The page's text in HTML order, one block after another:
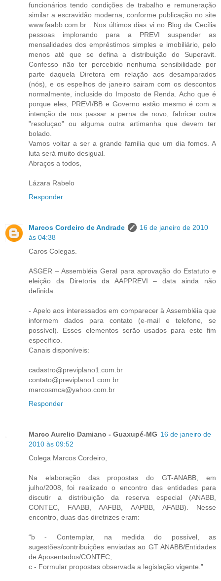
funcionários tendo condições de trabalho e remuneração
similar a escravidão moderna, conforme publicação no site
www.faabb.com.br . Nos últimos dias vi no Blog da Cecília
pessoas implorando para a PREVI suspender as
mensalidades dos empréstimos simples e imobiliário, pelo
menos até que se defina a distribuição do Superavit.
Confesso não ter percebido nenhuma sensibilidade por
parte daquela Diretora em relação aos desamparados
(nós), e os espelhos de janeiro sairam com os descontos
normalmente, incluside do Imposto de Renda. Acho que é
porque eles, PREVI/BB e Governo estão mesmo é com a
intenção de nos passar a perna de novo, fabricar outra
"resoluçao" ou alguma outra artimanha que devem ter
bolado.
Vamos voltar a ser a grande familia que um dia fomos. A
luta será muito desigual.
Abraços a todos,
Lázara Rabelo
Responder
Marcos Cordeiro de Andrade
16 de janeiro de 2010
às 04:38
Caros Colegas.
ASGER – Assembléia Geral para aprovação do Estatuto e
eleição da Diretoria da AAPPREVI – data ainda não
definida.
- Apelo aos interessados em comparecer à Assembléia que
informem dados para contato (e-mail e telefone, se
possível). Esses elementos serão usados para este fim
específico.
Canais disponíveis:
cadastro@previplano1.com.br
contato@previplano1.com.br
marcosmca@yahoo.com.br
Responder
Marco Aurelio Damiano - Guaxupé-MG 16 de janeiro de
2010 às 09:52
Colega Marcos Cordeiro,
Na elaboração das propostas do GT-ANABB, em
julho/2008, foi realizado o encontro das entidades para
discutir a distribuição da reserva especial (ANABB,
CONTEC, FAABB, AAFBB, AAPBB, AFABB). Nesse
encontro, duas das diretrizes eram:
“b - Contemplar, na medida do possível, as
sugestões/contribuições enviadas ao GT ANABB/Entidades
de Aposentados/CONTEC;
c - Formular propostas observada a legislação vigente.”